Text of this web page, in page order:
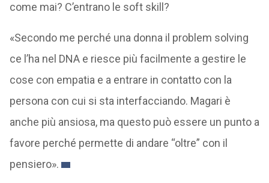
come mai? C’entrano le soft skill?
«Secondo me perché una donna il problem solving
ce l’ha nel DNA e riesce più facilmente a gestire le
cose con empatia e a entrare in contatto con la
persona con cui si sta interfacciando. Magari è
anche più ansiosa, ma questo può essere un punto a
favore perché permette di andare “oltre” con il
pensiero».